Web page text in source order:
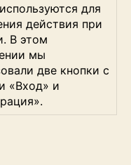
для
действия при
В этом
мы
две кнопки с
«Вход» и